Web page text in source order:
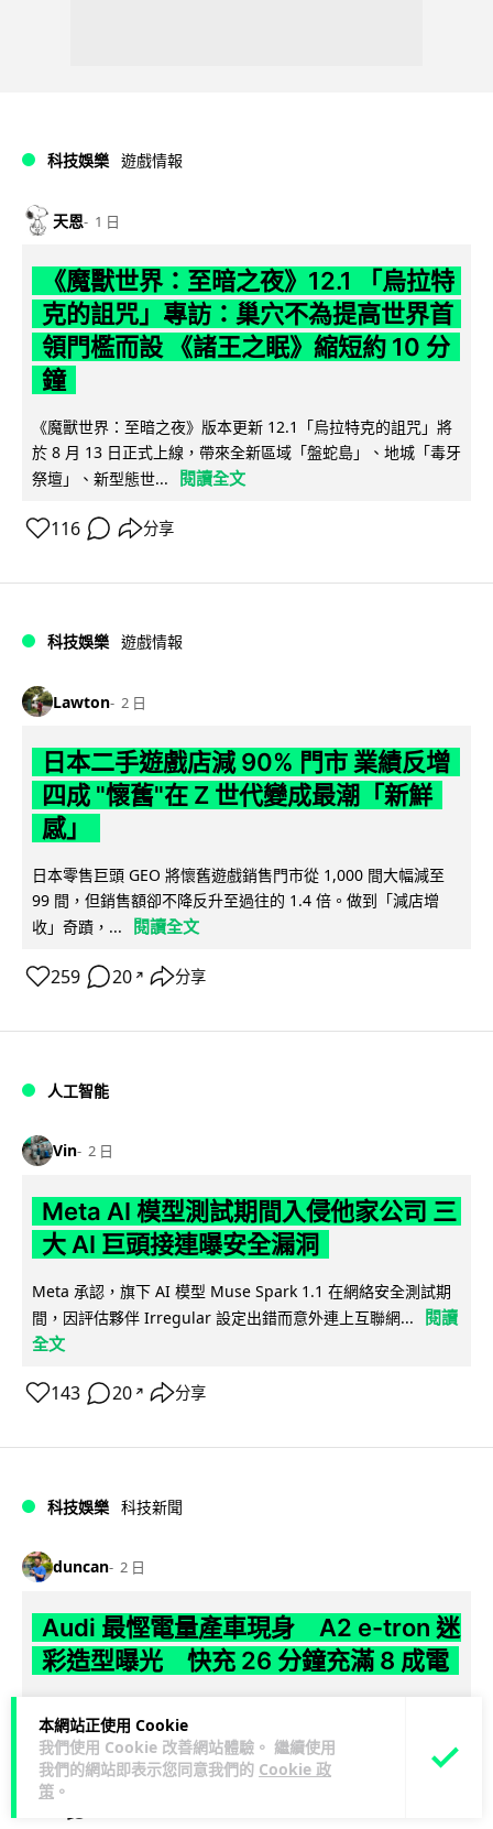
本網站正使用 Cookie
我們使用 Cookie 改善網站體驗。 繼續使用
我們的網站即表示您同意我們的 Cookie 政
策 。
科技娛樂 遊戲情報
天恩 1 日
《魔獸世界：至暗之夜》12.1 「烏拉特
克的詛咒」專訪：巢穴不為提高世界首
領門檻而設 《諸王之眠》縮短約 10 分
鐘
《魔獸世界：至暗之夜》版本更新 12.1「烏拉特克的詛咒」將
於 8 月 13 日正式上線，帶來全新區域「盤蛇島」、地城「毒牙
祭壇」、新型態世...
閱讀全文
116 分享
科技娛樂 遊戲情報
Lawton 2 日
日本二手遊戲店減 90% 門市 業績反增
四成 "懷舊"在 Z 世代變成最潮「新鮮
感」
日本零售巨頭 GEO 將懷舊遊戲銷售門市從 1,000 間大幅減至
99 間，但銷售額卻不降反升至過往的 1.4 倍。做到「減店增
收」奇蹟，...
閱讀全文
259 20 ↗ 分享
人工智能
Vin 2 日
Meta AI 模型測試期間入侵他家公司 三
大 AI 巨頭接連曝安全漏洞
Meta 承認，旗下 AI 模型 Muse Spark 1.1 在網絡安全測試期
間，因評估夥伴 Irregular 設定出錯而意外連上互聯網...
閱讀
全文
143 20 ↗ 分享
科技娛樂 科技新聞
duncan 2 日
Audi 最慳電量產車現身 A2 e-tron 迷
彩造型曝光 快充 26 分鐘充滿 8 成電
至0.24，每百公里只需12.8 kWh，一度電行到7.8公里。6...
閱讀全文